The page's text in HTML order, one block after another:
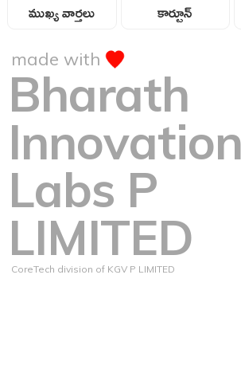
ముఖ్య వార్తలు కార్టూన్
made with
Bharath
Innovation
Labs P
LIMITED
CoreTech division of KGV P LIMITED